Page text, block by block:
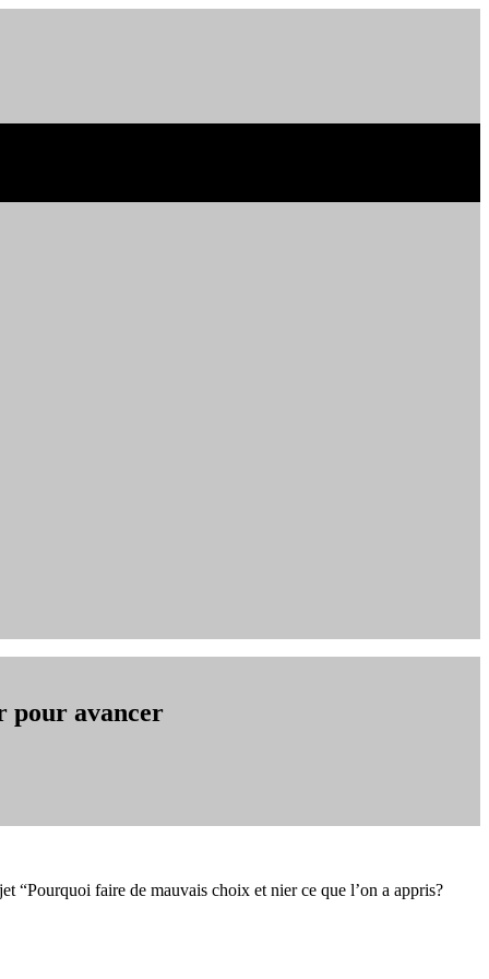
pour avancer
“Pourquoi faire de mauvais choix et nier ce que l’on a appris?